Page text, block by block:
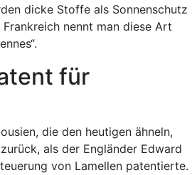
dicke Stoffe als Sonnenschutz
nennt man diese Art
für
die den heutigen ähneln,
als der Engländer Edward
von Lamellen patentierte.